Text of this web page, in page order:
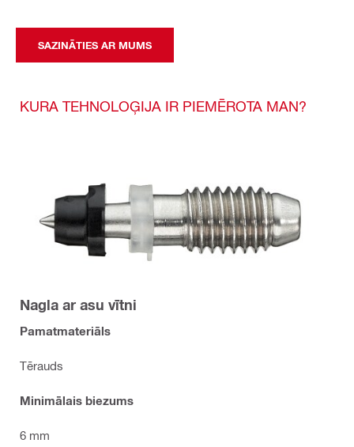
SAZINĀTIES AR MUMS
KURA TEHNOLOĢIJA IR PIEMĒROTA MAN?
Nagla ar asu vītni
Pamatmateriāls
Tērauds
Minimālais biezums
6 mm